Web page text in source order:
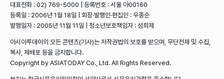
대표전화 : 02) 769-5000 | 등록번호 : 서울 아00160
등록일 : 2006년 1월 18일 | 회장·발행인·편집인 : 우종순
발행일자 : 2005년 11월 11일 | 청소년보호책임자 : 성희제
아시아투데이의 모든 콘텐츠(기사)는 저작권법의 보호를 받으며, 무단전재 및 수집,
복사, 재배포 등을 금지합니다.
Copyright by ASIATODAY Co., Ltd. All Rights Reserved.